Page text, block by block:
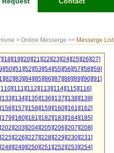
> Online Messerge >> Messerge List
[18][19][20][21][22][23][24][25][26][27]
[50][51][52][53][54][55][56][57][58][59]
[82][83][84][85][86][87][88][89][90][91]
[111][112][113][114][115][116]
[133][134][135][136][137][138][139]
[156][157][158][159][160][161][162]
[179][180][181][182][183][184][185]
[202][203][204][205][206][207][208]
[225][226][227][228][229][230][231]
[248][249][250][251][252][253][254]